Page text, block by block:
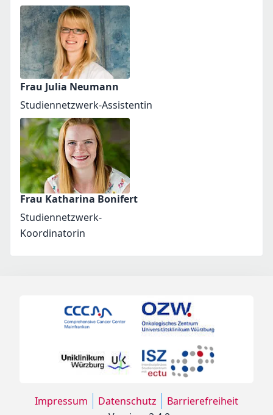
Frau Julia Neumann
Studiennetzwerk-Assistentin
Frau Katharina Bonifert
Studiennetzwerk-
Koordinatorin
Impressum Datenschutz
Barrierefreiheit